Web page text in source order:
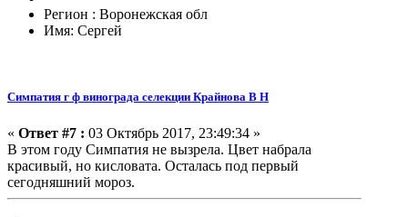
Регион : Воронежская обл
Имя: Сергей
Симпатия г ф винограда селекции Крайнова В Н
« Ответ #7 : 03 Октябрь 2017, 23:49:34 »
В этом году Симпатия не вызрела. Цвет набрала
красивый, но кисловата. Осталась под первый
сегодняшний мороз.